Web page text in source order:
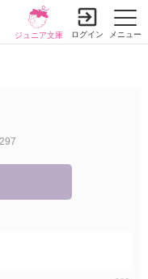
メニュー
ジュニア文庫 ログイン